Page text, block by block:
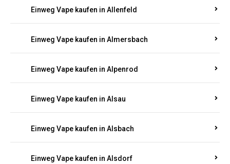
Einweg Vape kaufen in Allenfeld
Einweg Vape kaufen in Almersbach
Einweg Vape kaufen in Alpenrod
Einweg Vape kaufen in Alsau
Einweg Vape kaufen in Alsbach
Einweg Vape kaufen in Alsdorf